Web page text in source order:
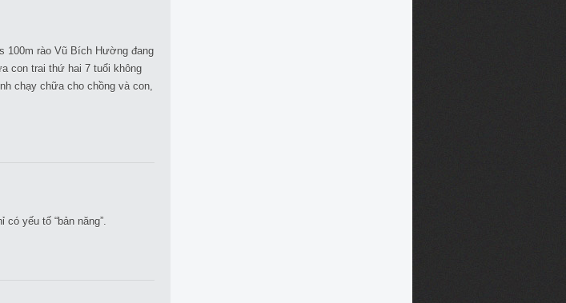
100m rào Vũ Bích Hường đang
con trai thứ hai 7 tuổi không
chạy chữa cho chồng và con,
yếu tố “bản năng”.